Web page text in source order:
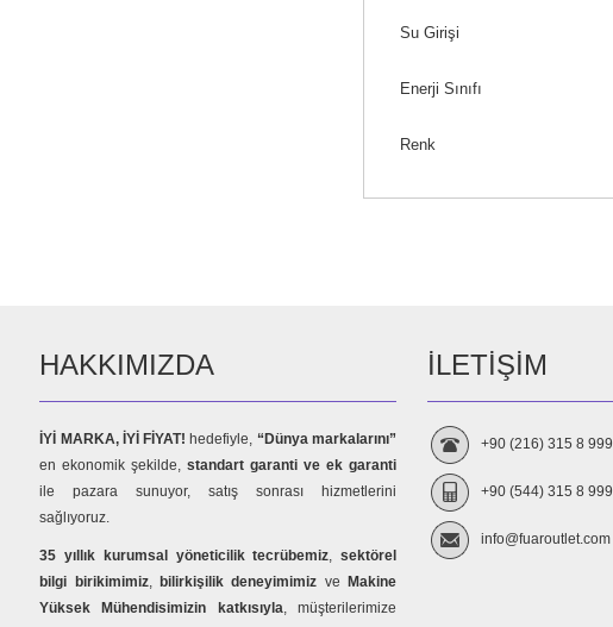
Su Girişi
Enerji Sınıfı
Renk
HAKKIMIZDA
İYİ MARKA, İYİ FİYAT! hedefiyle, “Dünya markalarını”
en ekonomik şekilde,standart garanti ve ek garanti
ile pazara sunuyor, satış sonrası hizmetlerini
sağlıyoruz.
35 yıllık kurumsal yöneticilik tecrübemiz,sektörel
bilgi birikimimiz, bilirkişilik deneyimimiz ve
Makine
Yüksek Mühendisimizin katkısıyla, müşterilerimize
İLETIŞIM
+90 (216) 315 8 999
+90 (544) 315 8 999
info@fuaroutlet.com